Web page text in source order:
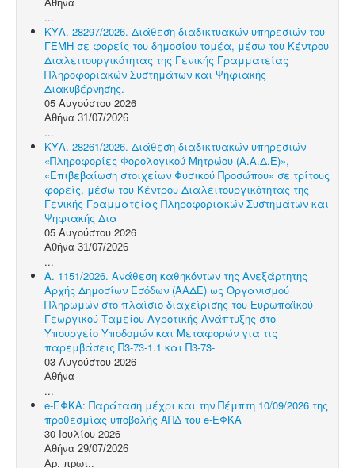
Αθήνα
...
ΚΥΑ. 28297/2026. Διάθεση διαδικτυακών υπηρεσιών του
ΓΕΜΗ σε φορείς του δημοσίου τομέα, μέσω του Κέντρου
Διαλειτουργικότητας της Γενικής Γραμματείας
Πληροφοριακών Συστημάτων και Ψηφιακής
Διακυβέρνησης.
05 Αυγούστου 2026
Αθήνα 31/07/2026
...
ΚΥΑ. 28261/2026. Διάθεση διαδικτυακών υπηρεσιών
«Πληροφορίες Φορολογικού Μητρώου (Α.Α.Δ.Ε)»,
«Επιβεβαίωση στοιχείων Φυσικού Προσώπου» σε τρίτους
φορείς, μέσω του Κέντρου Διαλειτουργικότητας της
Γενικής Γραμματείας Πληροφοριακών Συστημάτων και
Ψηφιακής Δια
05 Αυγούστου 2026
Αθήνα 31/07/2026
...
Α. 1151/2026. Ανάθεση καθηκόντων της Ανεξάρτητης
Αρχής Δημοσίων Εσόδων (ΑΑΔΕ) ως Οργανισμού
Πληρωμών στο πλαίσιο διαχείρισης του Ευρωπαϊκού
Γεωργικού Ταμείου Αγροτικής Ανάπτυξης στο
Υπουργείο Υποδομών και Μεταφορών για τις
παρεμβάσεις Π3-73-1.1 και Π3-73-
03 Αυγούστου 2026
Αθήνα
...
e-ΕΦΚΑ: Παράταση μέχρι και την Πέμπτη 10/09/2026 της
προθεσμίας υποβολής ΑΠΔ του e-ΕΦΚΑ
30 Ιουλίου 2026
Αθήνα 29/07/2026
Αρ. πρωτ.: